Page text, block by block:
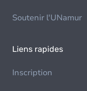
Soutenir l'UNamur
Liens rapides
Inscription